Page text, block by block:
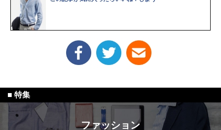
ファッション